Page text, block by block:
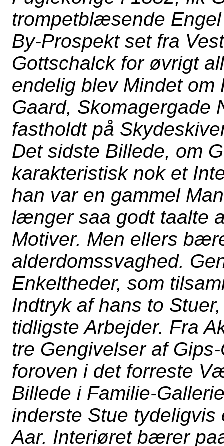
trompetblæsende
By-Prospekt set fra
Gottschalck for øvrigt
endelig blev Mindet
Gaard, Skomagergade
fastholdt på
Det sidste Billede, om
karakteristisk nok et
han var en gammel
længer saa godt taalte
Motiver. Men ellers
alderdomssvaghed.
Enkeltheder, som
Indtryk af hans to
tidligste Arbejder. Fra
tre Gengivelser af
foroven i det forreste
Billede i Familie-
inderste Stue
Aar. Interiøret bærer